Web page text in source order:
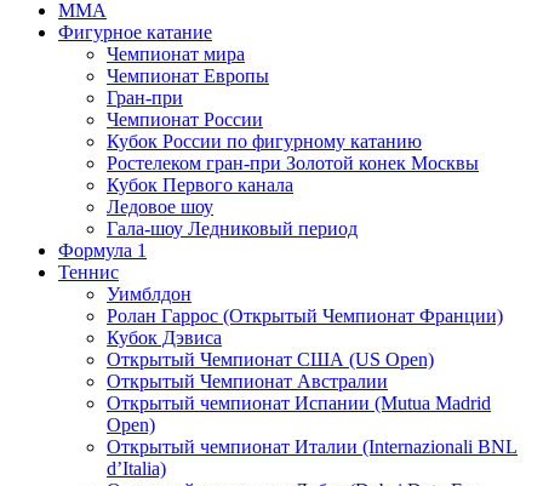
MMA
Фигурное катание
Чемпионат мира
Чемпионат Европы
Гран-при
Чемпионат России
Кубок России по фигурному катанию
Ростелеком гран-при Золотой конек Москвы
Кубок Первого канала
Ледовое шоу
Гала-шоу Ледниковый период
Формула 1
Теннис
Уимблдон
Ролан Гаррос (Открытый Чемпионат Франции)
Кубок Дэвиса
Открытый Чемпионат США (US Open)
Открытый Чемпионат Австралии
Открытый чемпионат Испании (Mutua Madrid
Open)
Открытый чемпионат Италии (Internazionali BNL
d’Italia)